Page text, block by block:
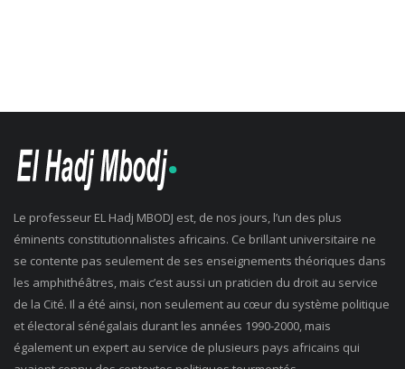
Le professeur EL Hadj MBODJ est, de nos jours, l’un des plus
éminents constitutionnalistes africains. Ce brillant universitaire ne
se contente pas seulement de ses enseignements théoriques dans
les amphithéâtres, mais c’est aussi un praticien du droit au service
de la Cité. Il a été ainsi, non seulement au cœur du système politique
et électoral sénégalais durant les années 1990-2000, mais
également un expert au service de plusieurs pays africains qui